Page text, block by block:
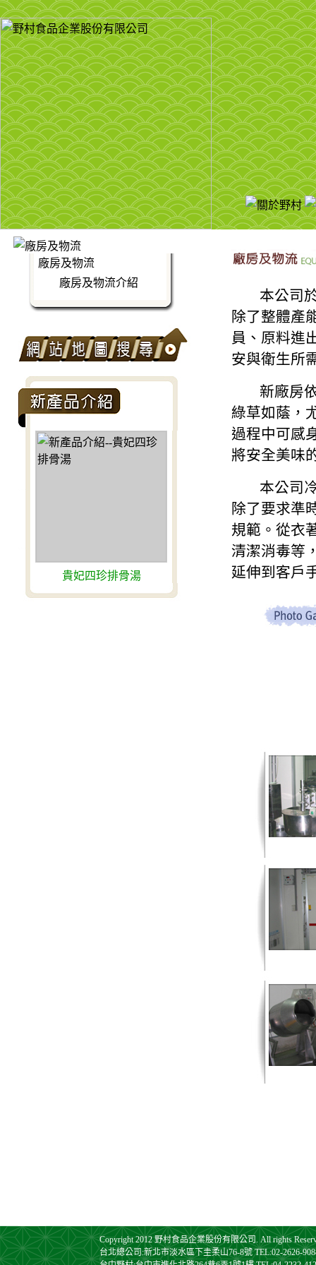
廠房及物流
廠房及物流介紹
貴妃四珍排骨湯
本公司於
除了整體產
員、原料進
安與衛生所
新廠房依
綠草如蔭，
過程中可感
將安全美味
本公司冷
除了要求準
規範。從衣
清潔消毒等
延伸到客戶
Copyright 2012 野村食品企業股份有限公司. All rights
台北總公司:新北市淡水區下圭柔山76-8號 TEL:02-2626-